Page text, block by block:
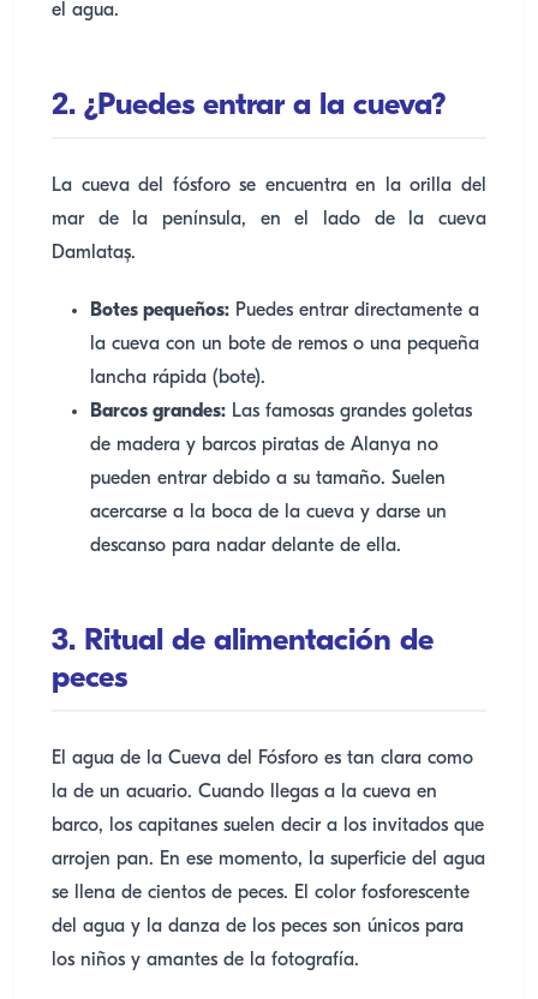
el agua.
2. ¿Puedes entrar a la cueva?
La cueva del fósforo se encuentra en la orilla del
mar de la península, en el lado de la cueva
Damlataş.
Botes pequeños: Puedes entrar directamente a
la cueva con un bote de remos o una pequeña
lancha rápida (bote).
Barcos grandes: Las famosas grandes goletas
de madera y barcos piratas de Alanya no
pueden entrar debido a su tamaño. Suelen
acercarse a la boca de la cueva y darse un
descanso para nadar delante de ella.
3. Ritual de alimentación de
peces
El agua de la Cueva del Fósforo es tan clara como
la de un acuario. Cuando llegas a la cueva en
barco, los capitanes suelen decir a los invitados que
arrojen pan. En ese momento, la superficie del agua
se llena de cientos de peces. El color fosforescente
del agua y la danza de los peces son únicos para
los niños y amantes de la fotografía.